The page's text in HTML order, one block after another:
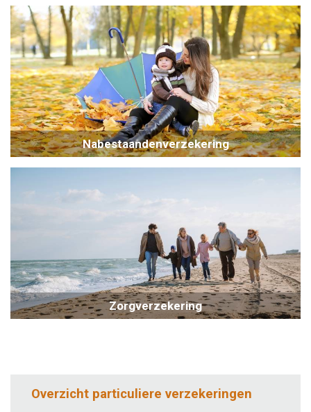
Nabestaandenverzekering
Zorgverzekering
Overzicht particuliere verzekeringen